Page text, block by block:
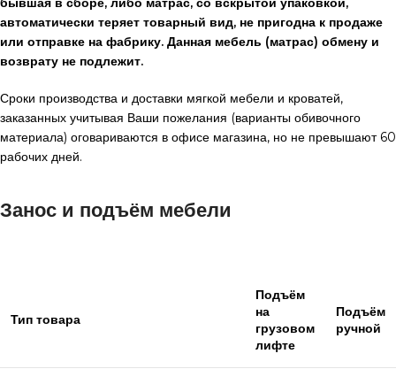
автоматически теряет товарный вид, не пригодна к продаже
или отправке на фабрику. Данная мебель (матрас) обмену и
возврату не подлежит.
Сроки производства и доставки мягкой мебели и кроватей,
заказанных учитывая Ваши пожелания (варианты обивочного
материала) оговариваются в офисе магазина, но не превышают 60
рабочих дней.
Занос и подъём мебели
Тип товара
Подъём
на
грузовом
лифте
Подъём
ручной